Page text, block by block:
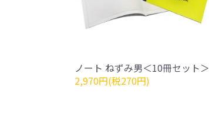
ノート ねずみ男＜10冊セット＞
2,970円(税270円)